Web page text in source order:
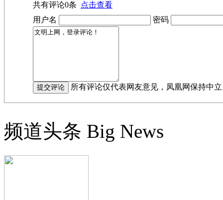
共有评论0条
点击查看
用户名
密码
所有评论仅代表网友意见，凤凰网保持中
频道头条 Big News